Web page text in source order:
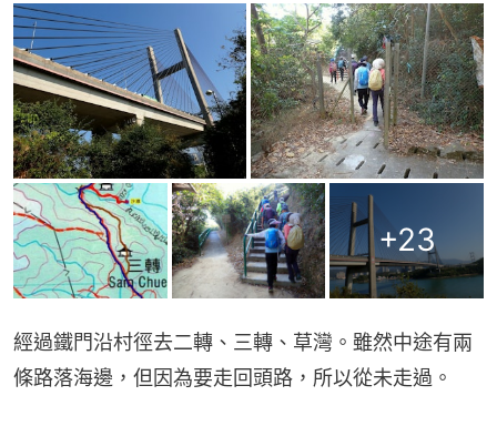
+23
經過鐵門沿村徑去二轉、三轉、草灣。雖然中途有兩
條路落海邊，但因為要走回頭路，所以從未走過。